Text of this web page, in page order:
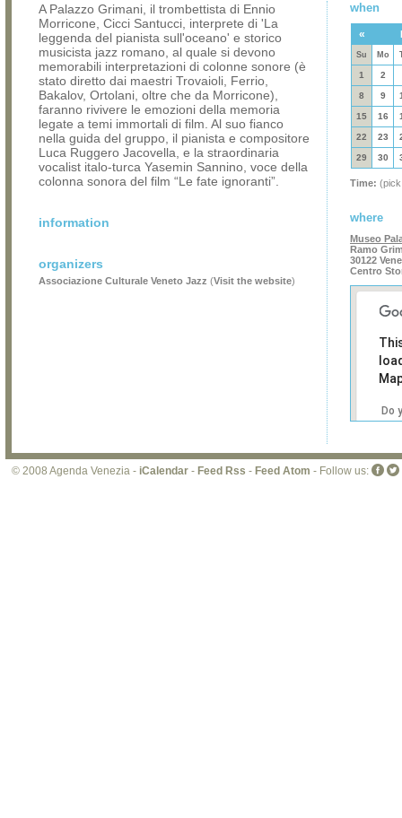
A Palazzo Grimani, il trombettista di Ennio
Morricone, Cicci Santucci, interprete di 'La
leggenda del pianista sull'oceano' e storico
musicista jazz romano, al quale si devono
memorabili interpretazioni di colonne sonore (è
stato diretto dai maestri Trovaioli, Ferrio,
Bakalov, Ortolani, oltre che da Morricone),
faranno rivivere le emozioni della memoria
legate a temi immortali di film. Al suo fianco
nella guida del gruppo, il pianista e compositore
Luca Ruggero Jacovella, e la straordinaria
vocalist italo-turca Yasemin Sannino, voce della
colonna sonora del film “Le fate ignoranti”.
information
organizers
Associazione Culturale Veneto Jazz (Visit the website)
when
«
Su Mo
1 2
8 9
15 16
22 23
29 30
Time:
where
Museo
Ramo
30122
Centro
Do
© 2008 Agenda Venezia - iCalendar - Feed Rss - Feed Atom - Follow us: